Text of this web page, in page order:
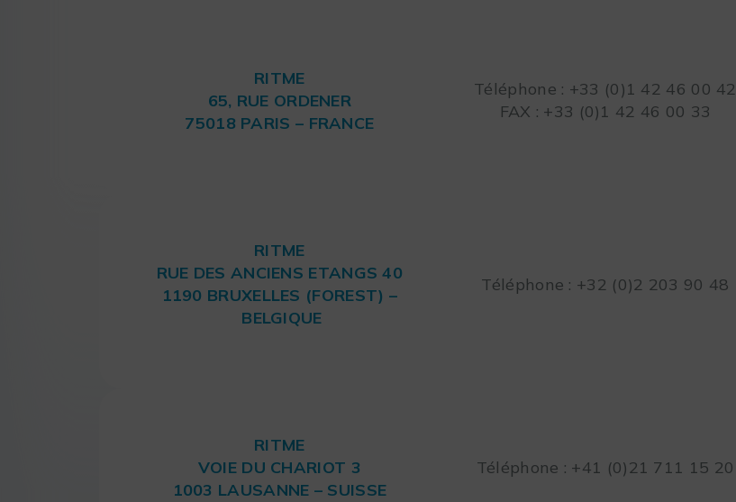
RITME
65, RUE ORDENER
75018 PARIS – FRANCE
Téléphone : +33 (0)1 42 46 00 42
FAX : +33 (0)1 42 46 00 33
RITME
RUE DES ANCIENS ETANGS 40
1190 BRUXELLES (FOREST) –
BELGIQUE
Téléphone : +32 (0)2 203 90 48
RITME
VOIE DU CHARIOT 3
1003 LAUSANNE – SUISSE
Téléphone : +41 (0)21 711 15 20